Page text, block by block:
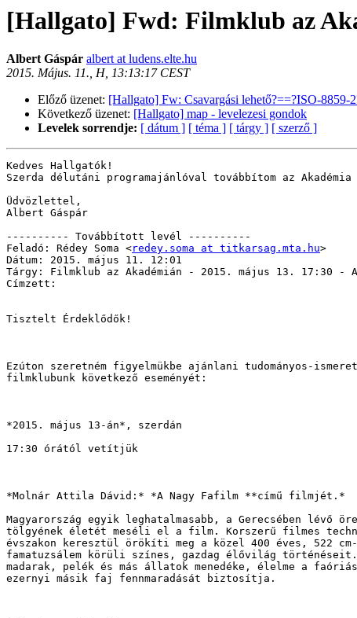
[Hallgato] Fwd: Filmklub az
Albert Gáspár albert at ludens.elte.hu
2015. Május. 11., H, 13:13:17 CEST
Előző üzenet: [Hallgato] Fw: Csavargási lehető?==?ISO-8859-
Következő üzenet: [Hallgato] map - levelezesi gondok
Levelek sorrendje: [ dátum ] [ téma ] [ tárgy ] [ szerző ]
Kedves Hallgatók!
Szerda délutáni programajánlóval továbbítom az
Üdvözlettel,
Albert Gáspár
---------- Továbbított levél ----------
Feladó: Rédey Soma <redey.soma at titkarsag.mta.hu>
Dátum: 2015. május 11. 12:01
Tárgy: Filmklub az Akadémián - 2015. május 13. 17:30 -
Címzett:
Tisztelt Érdeklődők!
Ezúton szeretném figyelmükbe ajánlani tudományos-
filmklubunk következő eseményét:
*2015. május 13-án*, szerdán
17:30 órától vetítjük
*Molnár Attila Dávid:* *A Nagy Fafilm **című filmjét.*
Magyarország egyik leghatalmasabb, a Gerecsében lévő
tölgyének életét meséli el a film. Korszerű filmes
évszakon keresztül örökíti meg a közel 400 éves, 522
famatuzsálem körüli színes, gazdag élővilág történéseit.
madarak, pelék és más állatok menedéke, élelme a
ezernyi másik faj fennmaradását biztosítja.